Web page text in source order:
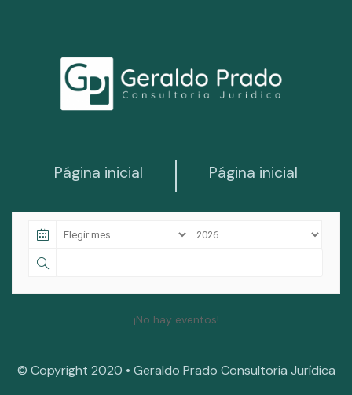
Página inicial Página inicial
¡No hay eventos!
© Copyright 2020 • Geraldo Prado Consultoria Jurídica